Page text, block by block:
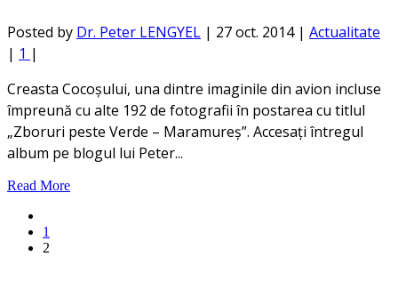
Posted by Dr. Peter LENGYEL | 27 oct. 2014| Actualitate
| 1 |
Creasta Cocoșului, una dintre imaginile din avion incluse
împreună cu alte 192 de fotografii în postarea cu titlul
„Zboruri peste Verde – Maramureș”. Accesați întregul
album pe blogul lui Peter...
Read More
1
2